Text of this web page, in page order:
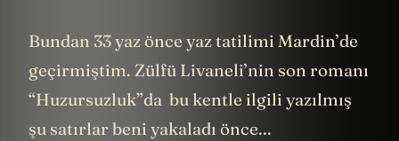
Bundan 33 yaz önce yaz tatilimi Mardin’de
geçirmiştim. Zülfü Livaneli’nin son romanı
“Huzursuzluk”da bu kentle ilgili yazılmış
şu satırlar beni yakaladı önce...